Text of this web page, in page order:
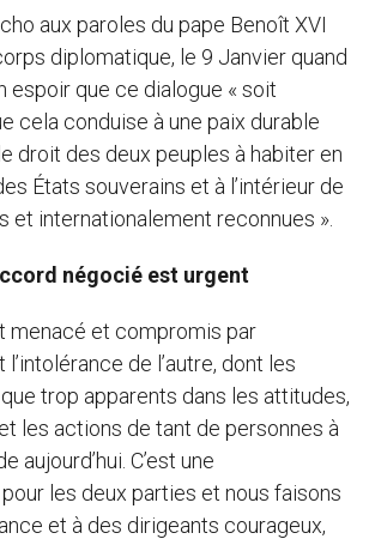
aux paroles du pape Benoît XVI
diplomatique, le 9 Janvier quand
espoir que ce dialogue « soit
cela conduise à une paix durable
droit des deux peuples à habiter en
États souverains et à l’intérieur de
et internationalement reconnues ».
négocié est urgent
menacé et compromis par
l’intolérance de l’autre, dont les
trop apparents dans les attitudes,
les actions de tant de personnes à
aujourd’hui. C’est une
les deux parties et nous faisons
et à des dirigeants courageux,